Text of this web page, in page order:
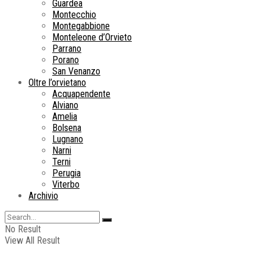
Guardea
Montecchio
Montegabbione
Monteleone d’Orvieto
Parrano
Porano
San Venanzo
Oltre l’orvietano
Acquapendente
Alviano
Amelia
Bolsena
Lugnano
Narni
Terni
Perugia
Viterbo
Archivio
No Result
View All Result